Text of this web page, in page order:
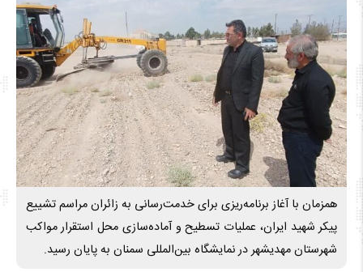
همزمان با آغاز برنامه‌ریزی برای خدمت‌رسانی به زائران مراسم تشییع
پیکر شهید ایران، عملیات تسطیح و آماده‌سازی محل استقرار مواکب
شهرستان مهدیشهر در نمایشگاه بین‌المللی سمنان به پایان رسید.